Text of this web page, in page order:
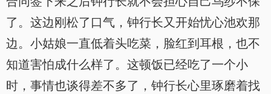
了。这边刚松了口气，钟行长又开始忧心池欢那
边。小姑娘一直低着头吃菜，脸红到耳根，也不
知道害怕成什么样了。这顿饭已经吃了一个小
时，事情也谈得差不多了，钟行长心里琢磨着找